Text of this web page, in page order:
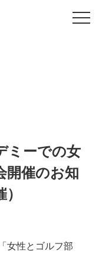
ミーでの女
開催のお知
女性とゴルフ部